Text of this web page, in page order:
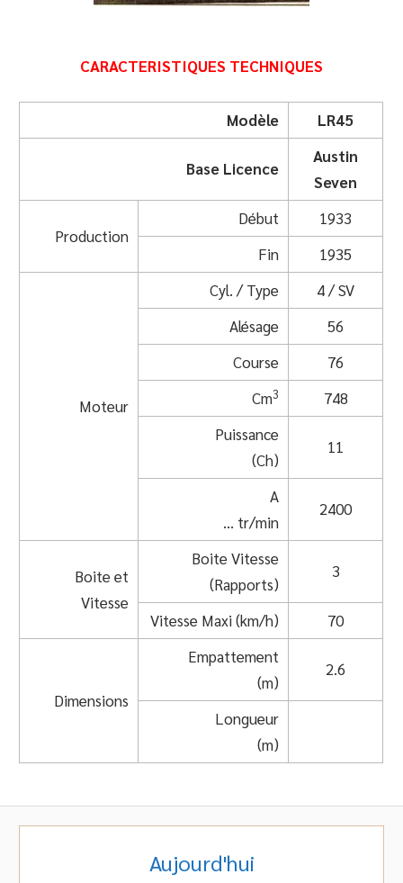
CARACTERISTIQUES TECHNIQUES
Modèle LR45
Base Licence
Austin
Seven
Production
Début
1933
Fin
1935
Moteur
Cyl. / Type
4 / SV
Alésage
56
Course
76
Cm3
748
Puissance
(Ch)
11
A
… tr/min
2400
Boite et
Vitesse
Boite Vitesse
(Rapports)
3
Vitesse Maxi (km/h) 70
Dimensions
Empattement
(m)
2.6
Longueur
(m)
Aujourd'hui